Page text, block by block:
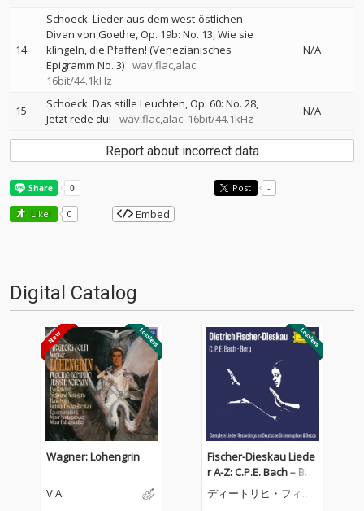
14
Schoeck: Lieder aus dem west-östlichen
Divan von Goethe, Op. 19b: No. 13, Wie sie
klingeln, die Pfaffen! (Venezianisches
Epigramm No. 3) wav,flac,alac:
16bit/44.1kHz
N/A
15
Schoeck: Das stille Leuchten, Op. 60: No. 28,
Jetzt rede du!
wav,flac,alac: 16bit/44.1kHz
N/A
Report about incorrect data
Post -
Like! 0 Embed
Digital Catalog
Wagner: Lohengrin
V.A.
Fischer-Dieskau Liede
r A-Z: C.P.E. Bach – Ber
g (Complete Lieder Re
cordings on DG & Dec
ディートリヒ・フィッ